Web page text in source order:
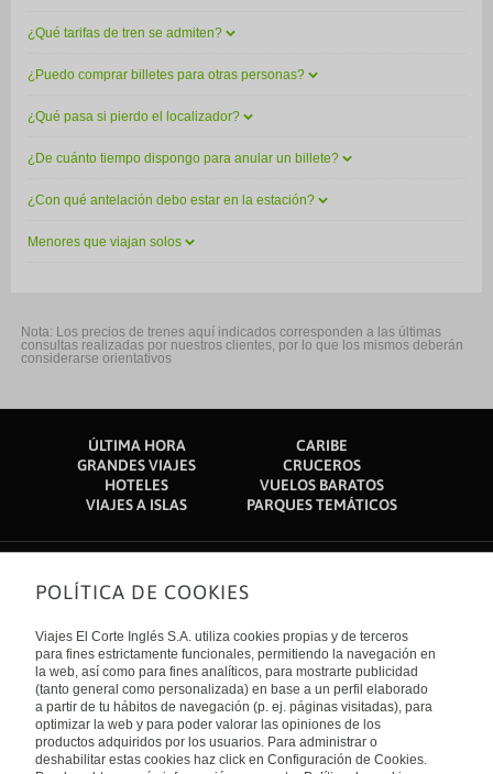
¿Qué tarifas de tren se admiten?
¿Puedo comprar billetes para otras personas?
¿Qué pasa si pierdo el localizador?
¿De cuánto tiempo dispongo para anular un billete?
¿Con qué antelación debo estar en la estación?
Menores que viajan solos
Nota: Los precios de trenes aquí indicados corresponden a las últimas
consultas realizadas por nuestros clientes, por lo que los mismos deberán
considerarse orientativos
ÚLTIMA HORA
CARIBE
GRANDES VIAJES
CRUCEROS
HOTELES
VUELOS BARATOS
VIAJES A ISLAS
PARQUES TEMÁTICOS
Sobre nosotros
Quiénes somos
Financiación
Sostenibilidad
Turismo accesible
Tarjeta El Corte Inglés
Trabaja con nosotros
El Corte Inglés
Canal Ético
Enlaces de interés
Guías de viaje
Catálogos
Auto check-in
Condiciones Generales
Política de privacidad
Internacional
España
POLÍTICA DE COOKIES
Viajes El Corte Inglés S.A. utiliza cookies propias y de terceros
para fines estrictamente funcionales, permitiendo la navegación en
la web, así como para fines analíticos, para mostrarte publicidad
(tanto general como personalizada) en base a un perfil elaborado
a partir de tu hábitos de navegación (p. ej. páginas visitadas), para
optimizar la web y para poder valorar las opiniones de los
productos adquiridos por los usuarios. Para administrar o
deshabilitar estas cookies haz click en Configuración de Cookies.